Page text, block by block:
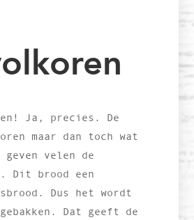
Ja, precies. De
maar dan toch wat
velen de
Dit brood een
Dus het wordt
Dat geeft de